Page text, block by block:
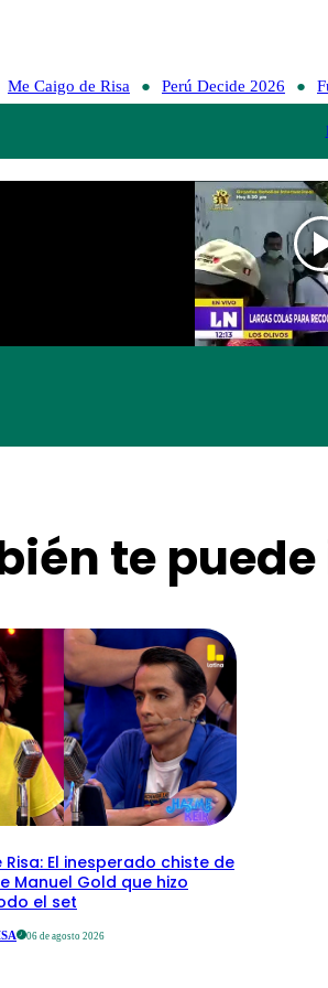
Me Caigo de Risa Perú Decide 2026
te
Risa: El inesperado chiste de
Manuel Gold que hizo
el set
06 de agosto 2026